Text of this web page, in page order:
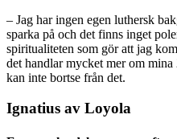
– Jag har ingen egen luthersk
sparka på och det finns inget
spiritualiteten som gör att jag
det handlar mycket mer om mina
kan inte bortse från det.
Ignatius av Loyola